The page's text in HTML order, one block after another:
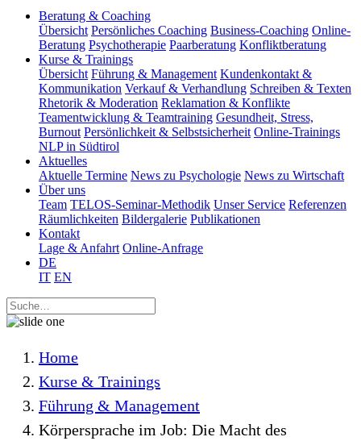
Beratung & Coaching
Übersicht Persönliches Coaching Business-Coaching Online-
Beratung Psychotherapie Paarberatung Konfliktberatung
Kurse & Trainings
Übersicht Führung & Management Kundenkontakt &
Kommunikation Verkauf & Verhandlung Schreiben & Texten
Rhetorik & Moderation Reklamation & Konflikte
Teamentwicklung & Teamtraining Gesundheit, Stress,
Burnout Persönlichkeit & Selbstsicherheit Online-Trainings
NLP in Südtirol
Aktuelles
Aktuelle Termine News zu Psychologie News zu Wirtschaft
Über uns
Team TELOS-Seminar-Methodik Unser Service Referenzen
Räumlichkeiten Bildergalerie Publikationen
Kontakt
Lage & Anfahrt Online-Anfrage
DE
IT EN
Home
Kurse & Trainings
Führung & Management
Körpersprache im Job: Die Macht des